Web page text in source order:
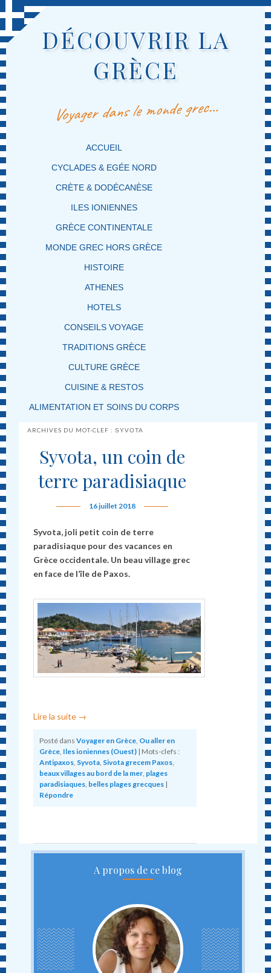
DÉCOUVRIR LA
GRÈCE
Voyager dans le monde grec…
MENU PRINCIPAL
MASQUER LA NAVIGATION PRINCIPALE
MASQUER LA NAVIGATION SECONDAIRE
ACCUEIL
CYCLADES & EGÉE NORD
CRÈTE & DODÉCANÈSE
ILES IONIENNES
GRÈCE CONTINENTALE
MONDE GREC HORS GRÈCE
HISTOIRE
ATHENES
HOTELS
CONSEILS VOYAGE
TRADITIONS GRÈCE
CULTURE GRÈCE
CUISINE & RESTOS
ALIMENTATION ET SOINS DU CORPS
ARCHIVES DU MOT-CLEF :SYVOTA
Syvota, un coin de
terre paradisiaque
16 juillet 2018
Syvota, joli petit coin de terre
paradisiaque pour des vacances en
Grèce occidentale. Un beau village grec
en face de l’île de Paxos.
Lire la suite →
Posté dans Voyager en Grèce, Ou aller en
Grèce, Iles ioniennes (Ouest) | Mots-clefs :
Antipaxos, Syvota, Sivota grecem Paxos,
beaux villages au bord de la mer, plages
paradisiaques, belles plages grecques |
Répondre
A propos de ce blog